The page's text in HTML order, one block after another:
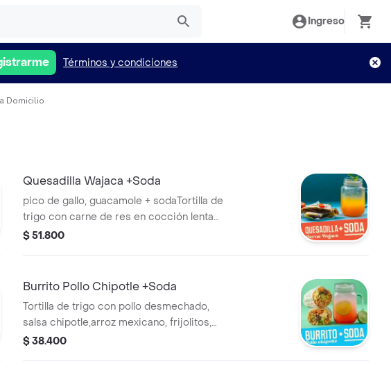
Ingreso
Términos y condiciones
Domicilio
Quesadilla Wajaca +Soda
pico de gallo, guacamole + sodaTortilla de
trigo con carne de res en cocción lenta
con tama panela, cilantro y mozzarella,
$ 51.800
Burrito Pollo Chipotle +Soda
Tortilla de trigo con pollo desmechado,
salsa chipotle,arroz mexicano, frijolitos,
vegetales (pimentón, cebolla,
$ 38.400